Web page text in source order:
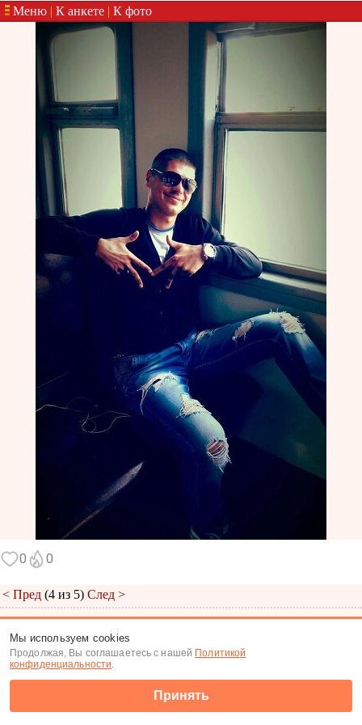
Меню | К анкете | К фото
0 0
< Пред (4 из 5) След >
(c) Tabor.ru 2026
Мы используем cookies
Продолжая, Вы соглашаетесь с нашей Политикой
конфиденциальности.
Принять